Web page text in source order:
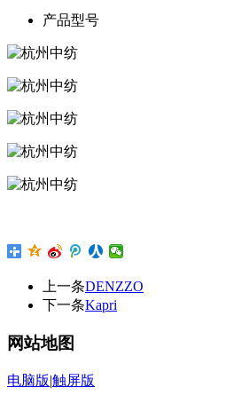
产品型号
上一条DENZZO
下一条Kapri
网站地图
电脑版|触屏版